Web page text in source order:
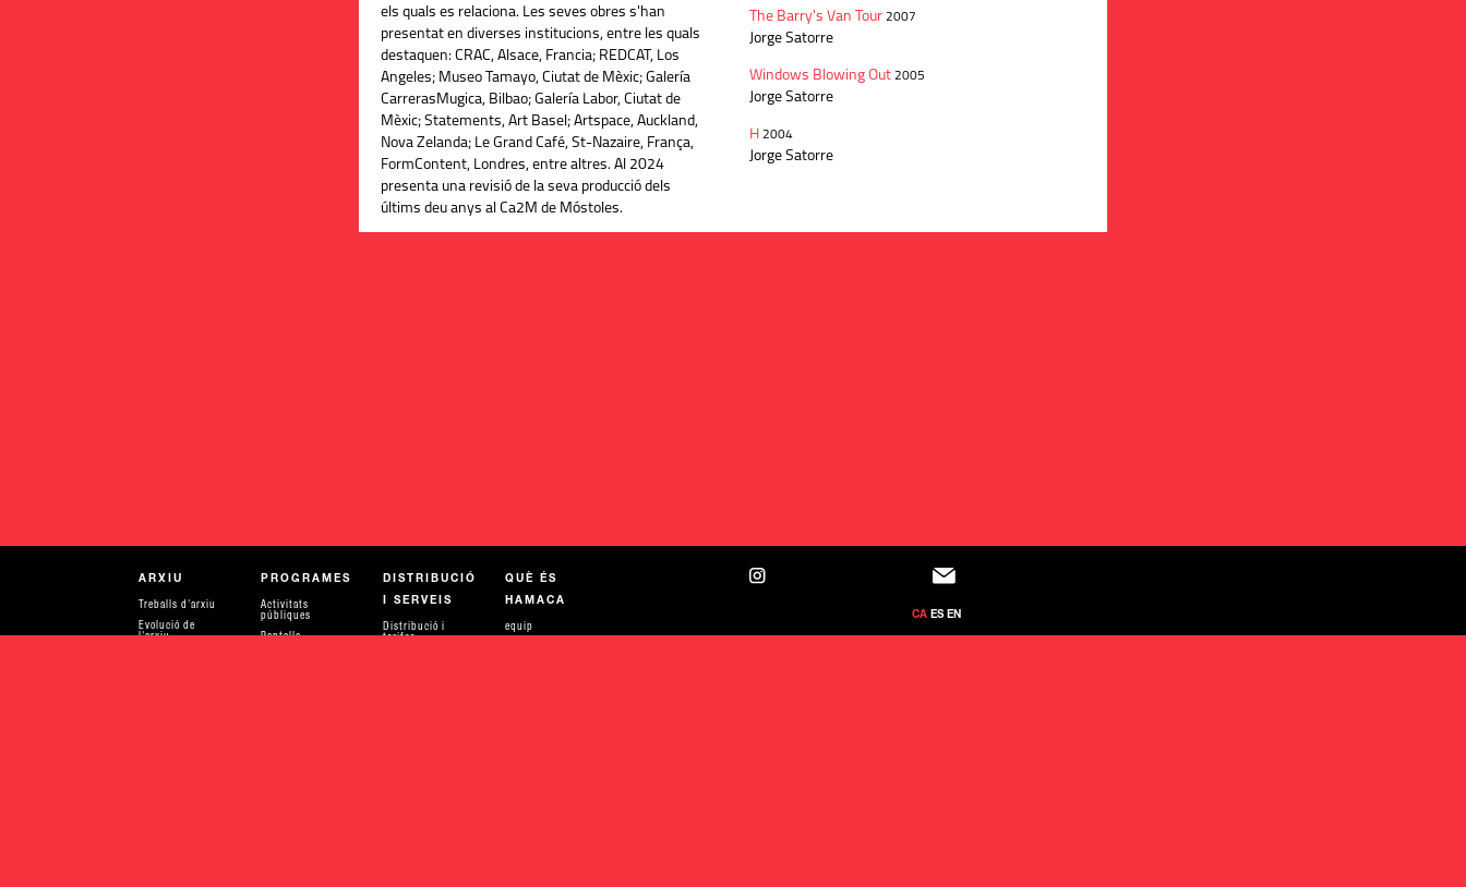
els quals es relaciona. Les seves obres s'han
presentat en diverses institucions, entre les quals
destaquen: CRAC, Alsace, Francia; REDCAT, Los
Angeles; Museo Tamayo, Ciutat de Mèxic; Galería
CarrerasMugica, Bilbao; Galería Labor, Ciutat de
Mèxic; Statements, Art Basel; Artspace, Auckland,
Nova Zelanda; Le Grand Café, St-Nazaire, França,
FormContent, Londres, entre altres. Al 2024
presenta una revisió de la seva producció dels
últims deu anys al Ca2M de Móstoles.
The Barry's Van Tour 2007
Jorge Satorre
Windows Blowing Out 2005
Jorge Satorre
H 2004
Jorge Satorre
ARXIU
Treballs d'arxiu
Evolució de
l'arxiu
PROGRAMES
Activitats
públiques
Pantalla
DISTRIBUCIÓ
I SERVEIS
Distribució i
tarifes
QUÈ ÉS
HAMACA
equip
CA ES EN